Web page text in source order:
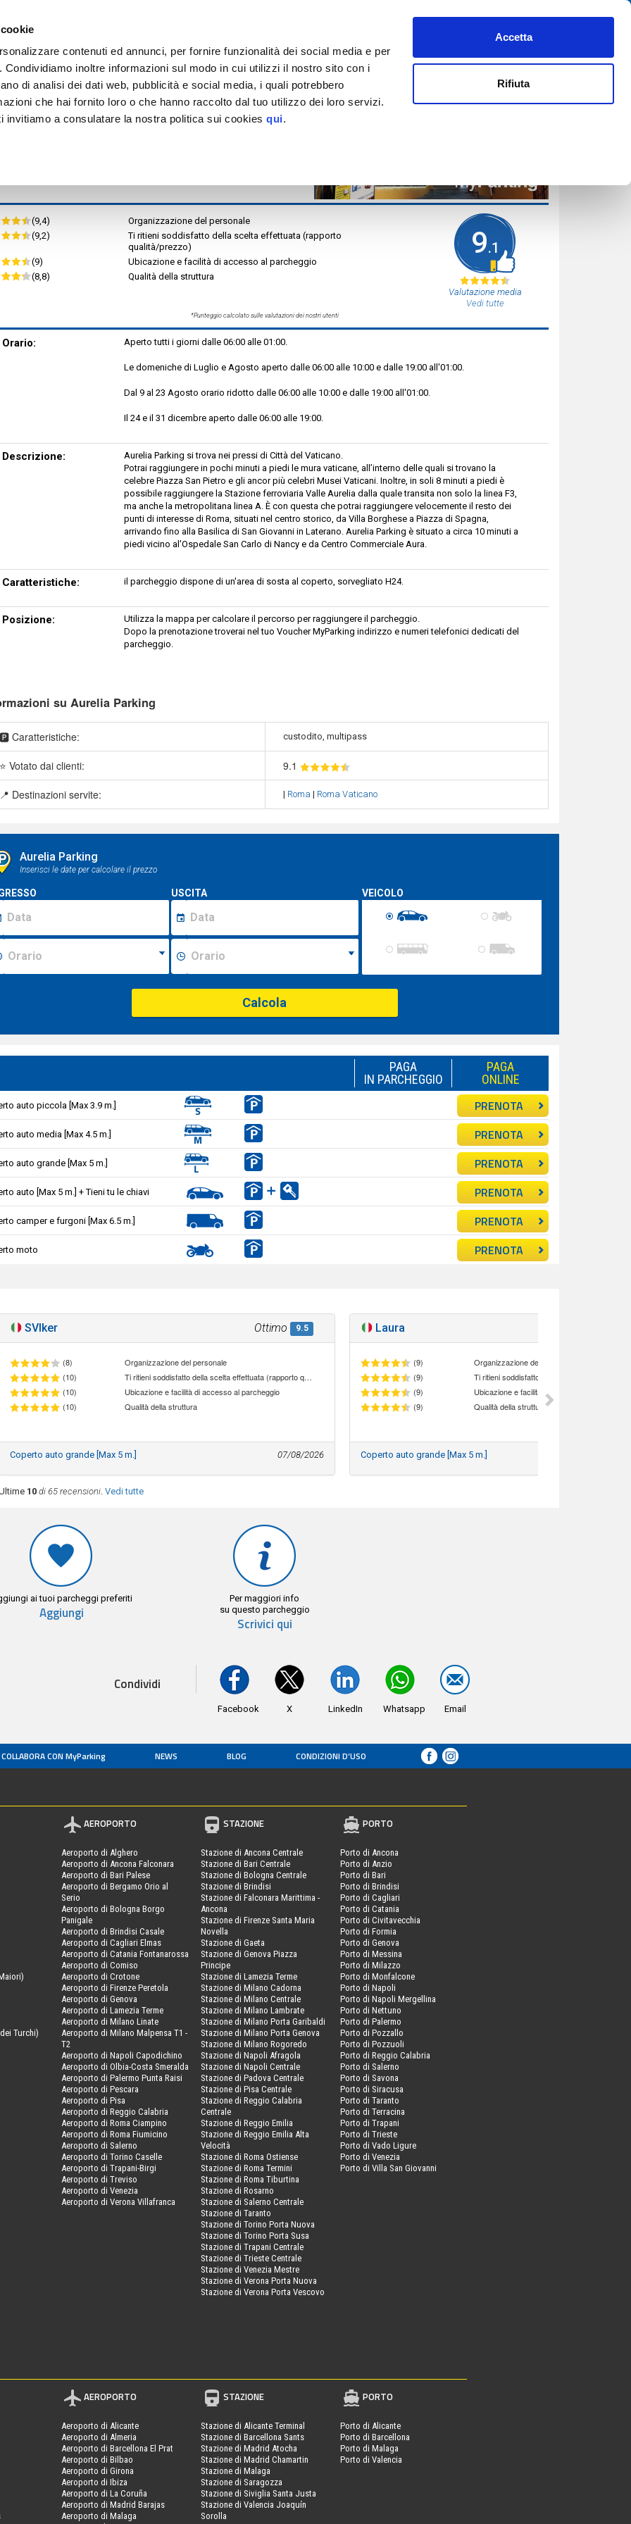
contenuti ed annunci, per fornire funzionalità dei social media e per
inoltre informazioni sul modo in cui utilizzi il nostro sito con i
di analisi dei dati web, pubblicità e social media, i quali potrebbero
che hai fornito loro o che hanno raccolto dal tuo utilizzo dei loro servizi.
invitiamo a consulatare la nostra politica sui cookiesqui.
Accetta
Rifiuta
ACCEDI
servite >
Aurelia Parking
or.rid. MAPPA PRENOTA ORA
H. MAX 3,00 m
(9,4)
Organizzazione del personale
(9,2)
Ti ritieni soddisfatto della scelta effettuata (rapporto
qualità/prezzo)
(9)
Ubicazione e facilità di accesso al parcheggio
(8,8)
Qualità della struttura
9.1
Valutazione media
Vedi tutte
*Punteggio calcolato sulle valutazioni dei nostri utenti
Orario: Aperto tutti i giorni dalle 06:00 alle 01:00.
Le domeniche di Luglio e Agosto aperto dalle 06:00 alle 10:00 e dalle 19:00 all'01:00.
Dal 9 al 23 Agosto orario ridotto dalle 06:00 alle 10:00 e dalle 19:00 all'01:00.
Il 24 e il 31 dicembre aperto dalle 06:00 alle 19:00.
Descrizione:
Aurelia Parking si trova nei pressi di Città del Vaticano.
Potrai raggiungere in pochi minuti a piedi le mura vaticane, all’interno delle quali si trovano la
celebre Piazza San Pietro e gli ancor più celebri Musei Vaticani. Inoltre, in soli 8 minuti a piedi è
possibile raggiungere la Stazione ferroviaria Valle Aurelia dalla quale transita non solo la linea F3,
ma anche la metropolitana linea A. È con questa che potrai raggiungere velocemente il resto dei
punti di interesse di Roma, situati nel centro storico, da Villa Borghese a Piazza di Spagna,
arrivando fino alla Basilica di San Giovanni in Laterano. Aurelia Parking è situato a circa 10 minuti a
piedi vicino al'Ospedale San Carlo di Nancy e da Centro Commerciale Aura.
Caratteristiche: il parcheggio dispone di un'area di sosta al coperto, sorvegliato H24.
Posizione:
Utilizza la mappa per calcolare il percorso per raggiungere il parcheggio.
Dopo la prenotazione troverai nel tuo Voucher MyParking indirizzo e numeri telefonici dedicati del
parcheggio.
su Aurelia Parking
🅿️ Caratteristiche: custodito, multipass
⭐ Votato dai clienti: 9.1
📍 Destinazioni servite: | Roma | Roma Vaticano
Aurelia Parking
Inserisci le date per calcolare il prezzo
USCITA VEICOLO
Calcola
PAGA
ONLINE
PAGA
IN PARCHEGGIO
auto piccola [Max 3.9 m.] PRENOTA
auto media [Max 4.5 m.] PRENOTA
auto grande [Max 5 m.] PRENOTA
auto [Max 5 m.] + Tieni tu le chiavi PRENOTA
camper e furgoni [Max 6.5 m.] PRENOTA
moto PRENOTA
SVlker Ottimo 9.5
(8)
Organizzazione del personale
(10)
Ti ritieni soddisfatto della scelta effettuata (rapporto qualità/prezzo)
(10)
Ubicazione e facilità di accesso al parcheggio
(10)
Qualità della struttura
Coperto auto grande [Max 5 m.] 07/08/2026
Laura
(9)
Organizzazione del personale
(9)
(9)
Ubicazione e facilità di accesso al parcheggio
(9)
Qualità della struttura
Coperto auto grande [Max 5 m.]
10 di 65 recensioni. Vedi tutte
ai tuoi parcheggi preferiti
Aggiungi
Per maggiori info
su questo parcheggio
Scrivici qui
Condividi
Facebook X LinkedIn Whatsapp Email
COLLABORA CON MyParking NEWS BLOG CONDIZIONI D’USO
Turchi)
AEROPORTO
Aeroporto di Alghero
Aeroporto di Ancona Falconara
Aeroporto di Bari Palese
Aeroporto di Bergamo Orio al
Serio
Aeroporto di Bologna Borgo
Panigale
Aeroporto di Brindisi Casale
Aeroporto di Cagliari Elmas
Aeroporto di Catania Fontanarossa
Aeroporto di Comiso
Aeroporto di Crotone
Aeroporto di Firenze Peretola
Aeroporto di Genova
Aeroporto di Lamezia Terme
Aeroporto di Milano Linate
Aeroporto di Milano Malpensa T1 -
T2
Aeroporto di Napoli Capodichino
Aeroporto di Olbia-Costa Smeralda
Aeroporto di Palermo Punta Raisi
Aeroporto di Pescara
Aeroporto di Pisa
Aeroporto di Reggio Calabria
Aeroporto di Roma Ciampino
Aeroporto di Roma Fiumicino
Aeroporto di Salerno
Aeroporto di Torino Caselle
Aeroporto di Trapani-Birgi
Aeroporto di Treviso
Aeroporto di Venezia
Aeroporto di Verona Villafranca
STAZIONE
Stazione di Ancona Centrale
Stazione di Bari Centrale
Stazione di Bologna Centrale
Stazione di Brindisi
Stazione di Falconara Marittima -
Ancona
Stazione di Firenze Santa Maria
Novella
Stazione di Gaeta
Stazione di Genova Piazza
Principe
Stazione di Lamezia Terme
Stazione di Milano Cadorna
Stazione di Milano Centrale
Stazione di Milano Lambrate
Stazione di Milano Porta Garibaldi
Stazione di Milano Porta Genova
Stazione di Milano Rogoredo
Stazione di Napoli Afragola
Stazione di Napoli Centrale
Stazione di Padova Centrale
Stazione di Pisa Centrale
Stazione di Reggio Calabria
Centrale
Stazione di Reggio Emilia
Stazione di Reggio Emilia Alta
Velocità
Stazione di Roma Ostiense
Stazione di Roma Termini
Stazione di Roma Tiburtina
Stazione di Rosarno
Stazione di Salerno Centrale
Stazione di Taranto
Stazione di Torino Porta Nuova
Stazione di Torino Porta Susa
Stazione di Trapani Centrale
Stazione di Trieste Centrale
Stazione di Venezia Mestre
Stazione di Verona Porta Nuova
Stazione di Verona Porta Vescovo
PORTO
Porto di Ancona
Porto di Anzio
Porto di Bari
Porto di Brindisi
Porto di Cagliari
Porto di Catania
Porto di Civitavecchia
Porto di Formia
Porto di Genova
Porto di Messina
Porto di Milazzo
Porto di Monfalcone
Porto di Napoli
Porto di Napoli Mergellina
Porto di Nettuno
Porto di Palermo
Porto di Pozzallo
Porto di Pozzuoli
Porto di Reggio Calabria
Porto di Salerno
Porto di Savona
Porto di Siracusa
Porto di Taranto
Porto di Terracina
Porto di Trapani
Porto di Trieste
Porto di Vado Ligure
Porto di Venezia
Porto di Villa San Giovanni
AEROPORTO
Aeroporto di Alicante
Aeroporto di Almeria
Aeroporto di Barcellona El Prat
Aeroporto di Bilbao
Aeroporto di Girona
Aeroporto di Ibiza
Aeroporto di La Coruña
Aeroporto di Madrid Barajas
Aeroporto di Malaga
STAZIONE
Stazione di Alicante Terminal
Stazione di Barcellona Sants
Stazione di Madrid Atocha
Stazione di Madrid Chamartin
Stazione di Malaga
Stazione di Saragozza
Stazione di Siviglia Santa Justa
Stazione di Valencia Joaquín
Sorolla
PORTO
Porto di Alicante
Porto di Barcellona
Porto di Malaga
Porto di Valencia